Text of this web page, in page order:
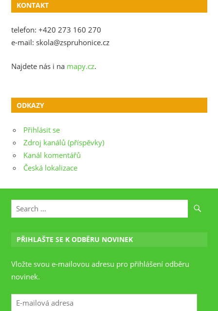
KONTAKT
telefon: +420 273 160 270
e-mail: skola@zspruhonice.cz
Najdete nás i na mapy.cz.
ODKAZY
Přihlásit se
Zdroj kanálů (příspěvky)
Kanál komentářů
Česká lokalizace
PŘIHLAŠTE SE K ODBĚRU NOVINEK
Vložte svou e-mailovou adresu pro přihlášení odběru
novinek.
E-